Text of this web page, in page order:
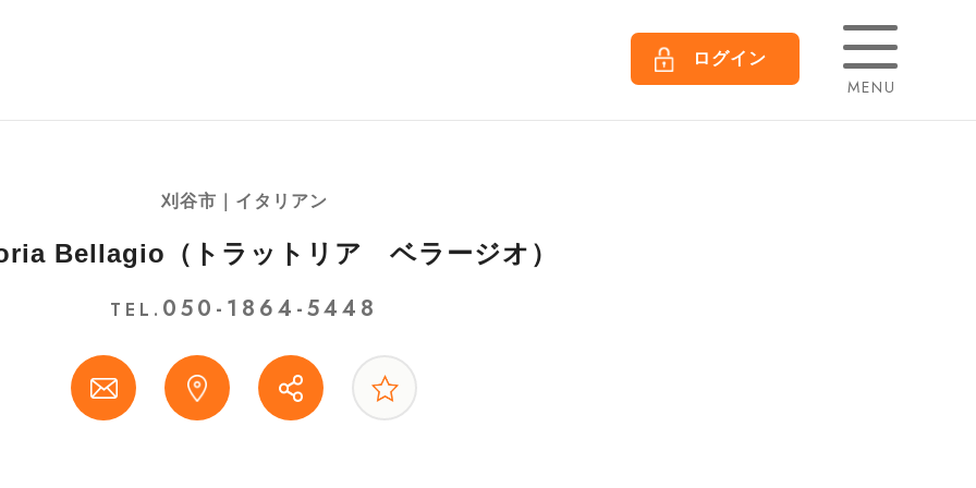
ログイン
MENU
刈谷市｜イタリアン
Bellagio（トラットリア ベラージオ）
TEL. 050-1864-5448